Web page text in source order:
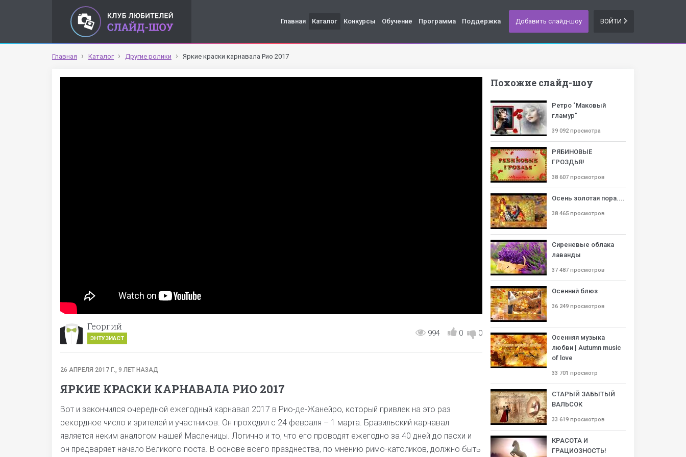
Главная Каталог Конкурсы Обучение Программа Поддержка Добавить слайд-шоу ВОЙТИ
Главная Каталог Другие ролики Яркие краски карнавала Рио 2017
Георгий
ЭНТУЗИАСТ
994 0 0
26 АПРЕЛЯ 2017 Г., 9 ЛЕТ НАЗАД
ЯРКИЕ КРАСКИ КАРНАВАЛА РИО 2017
Вот и закончился очередной ежегодный карнавал 2017 в Рио-де-Жанейро, который привлек на это раз
рекордное число и зрителей и участников. Он проходил с 24 февраля – 1 марта. Бразильский карнавал
является неким аналогом нашей Масленицы. Логично и то, что его проводят ежегодно за 40 дней до пасхи и
он предваряет начало Великого поста. В основе всего празднества, по мнению римо-католиков, должно быть
Похожие слайд-шоу
Ретро "Маковый
гламур"
39 092 просмотра
РЯБИНОВЫЕ
ГРОЗДЬЯ!
38 607 просмотров
Осень золотая пора....
38 465 просмотров
Сиреневые облака
лаванды
37 487 просмотров
Осенний блюз
36 249 просмотров
Осенняя музыка
любви | Autumn music
of love
33 701 просмотр
СТАРЫЙ ЗАБЫТЫЙ
ВАЛЬСОК
33 619 просмотров
КРАСОТА И
ГРАЦИОЗНОСТЬ!